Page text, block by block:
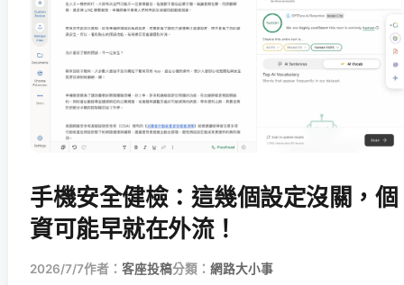
手機安全健檢：這幾個設定沒關，個
資可能早就在外流！
2026/7/7作者： 客座投稿分類： 網路大小事